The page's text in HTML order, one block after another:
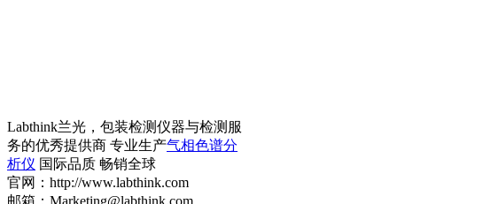
Labthink兰光，包装检测仪器与检测服
务的优秀提供商 专业生产气相色谱分
析仪 国际品质 畅销全球
官网：http://www.labthink.com